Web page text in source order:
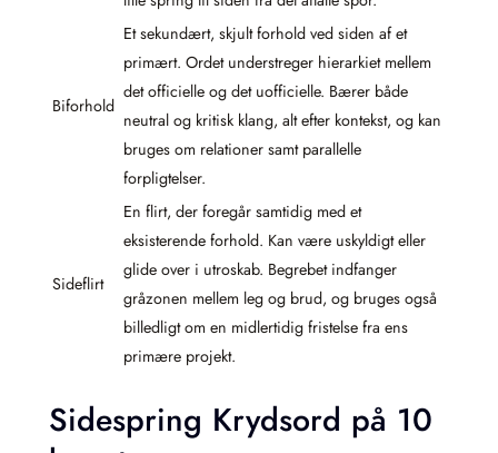
Biforhold
Et sekundært, skjult forhold ved siden af et
primært. Ordet understreger hierarkiet mellem
det officielle og det uofficielle. Bærer både
neutral og kritisk klang, alt efter kontekst, og kan
bruges om relationer samt parallelle
forpligtelser.
Sideflirt
En flirt, der foregår samtidig med et
eksisterende forhold. Kan være uskyldigt eller
glide over i utroskab. Begrebet indfanger
gråzonen mellem leg og brud, og bruges også
billedligt om en midlertidig fristelse fra ens
primære projekt.
Sidespring Krydsord på 10